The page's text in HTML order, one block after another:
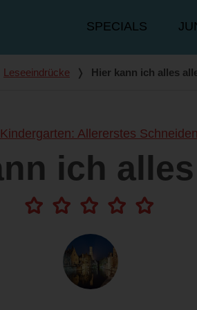
Hauptmenü
SPECIALS
Leseeindrücke ❭ Hier kann ich alles
Allererstes Schneiden
ich